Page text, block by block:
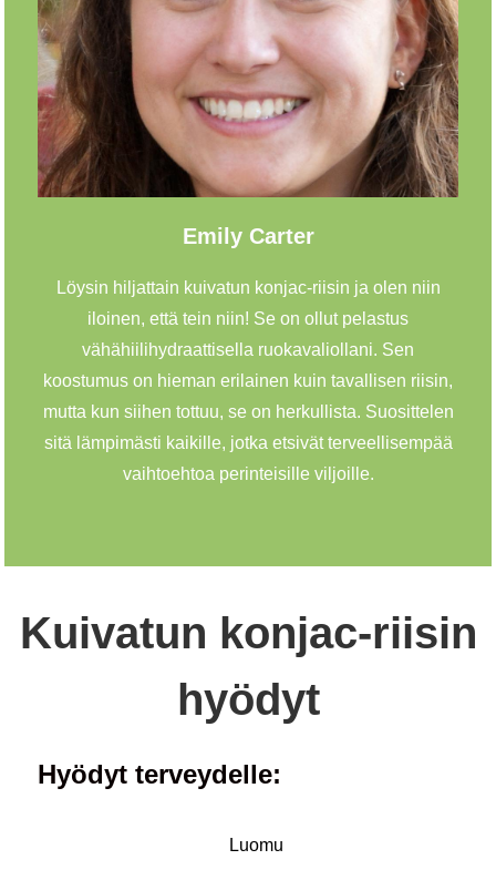
Emily Carter
Löysin hiljattain kuivatun konjac-riisin ja olen niin
iloinen, että tein niin! Se on ollut pelastus
vähähiilihydraattisella ruokavaliollani. Sen
koostumus on hieman erilainen kuin tavallisen riisin,
mutta kun siihen tottuu, se on herkullista. Suosittelen
sitä lämpimästi kaikille, jotka etsivät terveellisempää
vaihtoehtoa perinteisille viljoille.
Kuivatun konjac-riisin
hyödyt
Hyödyt terveydelle:
Luomu